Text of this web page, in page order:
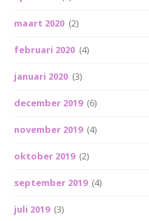
maart 2020 (2)
februari 2020 (4)
januari 2020 (3)
december 2019 (6)
november 2019 (4)
oktober 2019 (2)
september 2019 (4)
juli 2019 (3)